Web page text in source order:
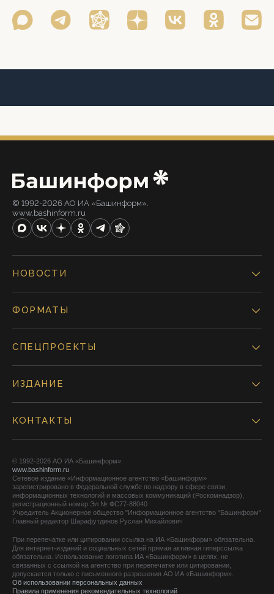
© 1992-2026 АО ИА «Башинформ».
www.bashinform.ru
НОВОСТИ
ФОРМАТЫ
СПЕЦПРОЕКТЫ
ИЗДАНИЕ
КОНТАКТЫ
© 1992-2026 АО ИА «Башинформ».
www.bashinform.ru
Сетевое издание «Информационное агентство «Башинформ»
зарегистрировано в Федеральной службе по надзору в сфере связи,
информационных технологий и массовых коммуникаций (Роскомнадзор),
регистрационный номер Эл № ФС77-88040
Учредитель Акционерное общество "Информационное агентство "Башинформ"
Главный редактор Шарафутдинов Руслан Михайлович
При перепечатке или цитировании ссылка на ИА «Башинформ» обязательна.
Для интернет-изданий и социальных сетей прямая активная гиперссылка
обязательна. Использование логотипа ИА «Башинформ» в целях, не
связанных с ссылкой на агентство при перепечатке или цитировании,
допускается только с письменного разрешения АО ИА «Башинформ».
Об использовании персональных данных
Правила применения рекомендательных технологий